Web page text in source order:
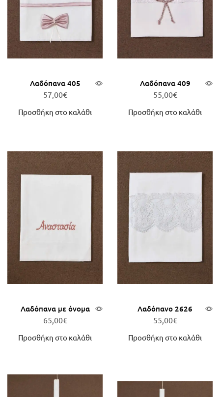
Λαδόπανα 405
57,00€
Προσθήκη στο καλάθι
Λαδόπανα 409
55,00€
Προσθήκη στο καλάθι
Λαδόπανα με όνομα
65,00€
Προσθήκη στο καλάθι
Λαδόπανο 2626
55,00€
Προσθήκη στο καλάθι